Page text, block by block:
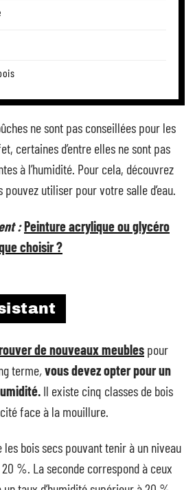
ne sont pas conseillées pour les
certaines d’entre elles ne sont pas
à l’humidité. Pour cela, découvrez
utiliser pour votre salle d’eau.
:Peinture acrylique ou glycéro
choisir ?
de nouveaux meubles pour
terme,vous devez opter pour un
Il existe cinq classes de bois
face à la mouillure.
bois secs pouvant tenir à un niveau
%. La seconde correspond à ceux